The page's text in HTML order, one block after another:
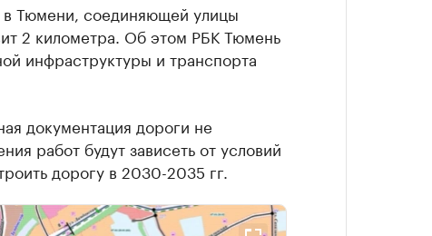
в Тюмени, соединяющей улицы
2 километра. Об этом РБК Тюмень
инфраструктуры и транспорта
документация дороги не
работ будут зависеть от условий
дорогу в 2030-2035 гг.